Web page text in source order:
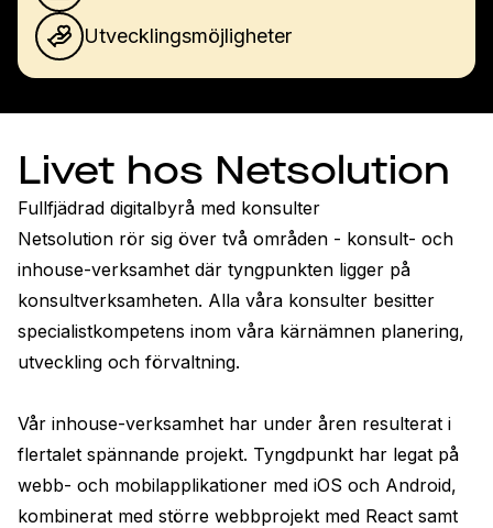
Utvecklingsmöjligheter
Livet hos Netsolution
Fullfjädrad digitalbyrå med konsulter
Netsolution rör sig över två områden - konsult- och
inhouse-verksamhet där tyngpunkten ligger på
konsultverksamheten. Alla våra konsulter besitter
specialistkompetens inom våra kärnämnen planering,
utveckling och förvaltning.
Vår inhouse-verksamhet har under åren resulterat i
flertalet spännande projekt. Tyngdpunkt har legat på
webb- och mobilapplikationer med iOS och Android,
kombinerat med större webbprojekt med React samt